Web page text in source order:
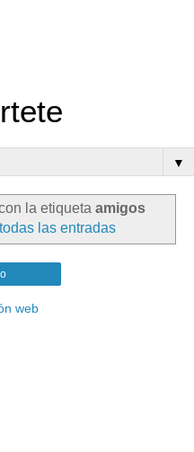
▼
la etiqueta amigos
las entradas
web